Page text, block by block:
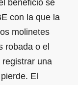
beneficio se
con la que la
molinetes
robada o el
una
El